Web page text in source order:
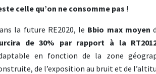
celle qu’on ne consomme pas !
la future RE2020, le Bbio max moyen
de 30% par rapport à la
en fonction de la zone
de l’exposition au bruit et de